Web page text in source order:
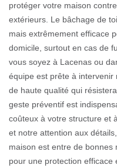
protéger votre maison
extérieurs. Le bâchage de
mais extrêmement efficace
domicile, surtout en cas de
vous soyez à Lacenas ou
équipe est prête à
de haute qualité qui
geste préventif est
coûteux à votre structure et
et notre attention aux
maison est entre de bonnes
pour une protection efficace